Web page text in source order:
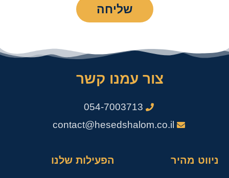
שליחה
צור עמנו קשר
054-7003713
contact@hesedshalom.co.il
ניווט מהיר הפעילות שלנו